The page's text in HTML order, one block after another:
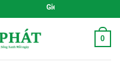
Gieo Mầm Sức Khỏe, Sống Xanh
0